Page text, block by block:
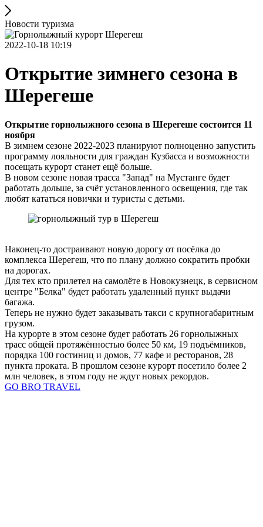
Новости туризма
2022-10-18 10:19
Открытие зимнего сезона в
Шерегеше
Открытие горнолыжного сезона в Шерегеше состоится 11
ноября
В зимнем сезоне 2022-2023 планируют полноценно запустить
программу лояльности для граждан Кузбасса и возможности
посещать курорт станет ещё больше.
В новом сезоне новая трасса "Запад" на Мустанге будет
работать дольше, за счёт установленного освещения, где так
любят кататься новички и туристы с детьми.
Наконец-то достраивают новую дорогу от посёлка до
комплекса Шерегеш, что по плану должно сократить пробки
на дорогах.
Для тех кто прилетел на самолёте в Новокузнецк, в сервисном
центре "Белка" будет работать удаленный пункт выдачи
багажа.
Теперь не нужно будет заказывать такси с крупногабаритным
грузом.
На курорте в этом сезоне будет работать 26 горнолыжных
трасс общей протяжённостью более 50 км, 19 подъёмников,
порядка 100 гостиниц и домов, 77 кафе и ресторанов, 28
пункта проката. В прошлом сезоне курорт посетило более 2
млн человек, в этом году не ждут новых рекордов.
GO BRO TRAVEL